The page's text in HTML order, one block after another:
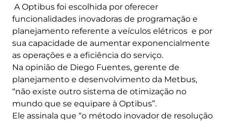
A Optibus foi escolhida por oferecer
funcionalidades inovadoras de programação e
planejamento referente a veículos elétricos e por
sua capacidade de aumentar exponencialmente
as operações e a eficiência do serviço.
Na opinião de Diego Fuentes, gerente de
planejamento e desenvolvimento da Metbus,
“não existe outro sistema de otimização no
mundo que se equipare à Optibus”.
Ele assinala que “o método inovador de resolução